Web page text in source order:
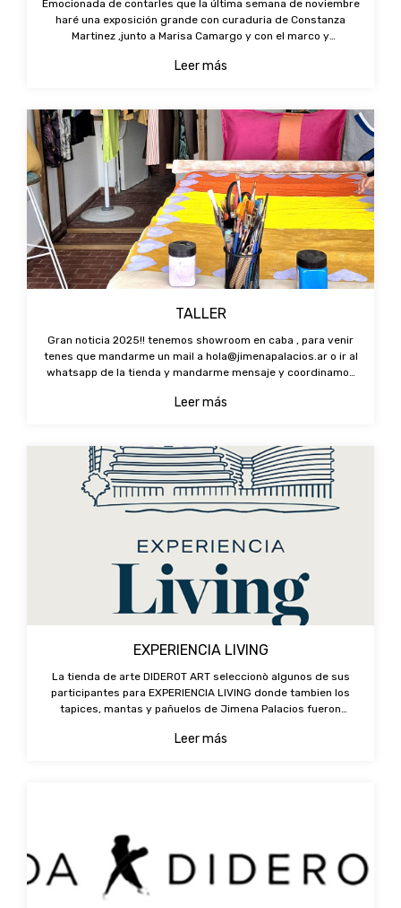
Emocionada de contarles que la última semana de noviembre
haré una exposición grande con curaduria de Constanza
Martinez ,junto a Marisa Camargo y con el marco y
anunciare dias exactos y lug
Leer más
TALLER
Gran noticia 2025!! tenemos showroom en caba , para venir
tenes que mandarme un mail a hola@jimenapalacios.aro ir al
whatsapp de la tienda y mandarme mensaje y coordinamos
Leer más
EXPERIENCIA LIVING
La tienda de arte DIDEROT ART seleccionò algunos de sus
participantes para EXPERIENCIA LIVING donde tambien los
tapices, mantas y pañuelos de Jimena Palacios fueron
Leer más